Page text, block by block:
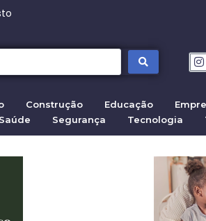
Construção Educação
Saúde Segurança Tecnologia